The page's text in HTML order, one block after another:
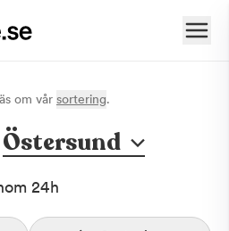
om vår sortering.
Östersund
24h